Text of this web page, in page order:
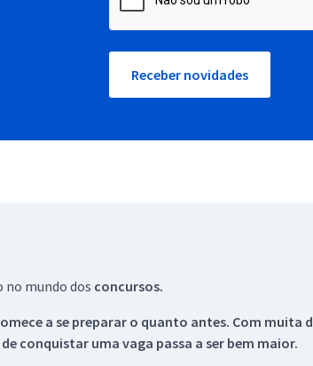
Receber novidades
no mundo dos concursos.
a se preparar o quanto antes. Com muita
conquistar uma vaga passa a ser bem maior.